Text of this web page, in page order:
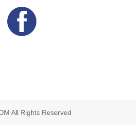
All Rights Reserved